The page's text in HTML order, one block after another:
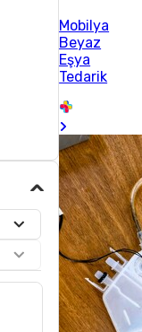
Mobilya
Beyaz
Eşya
Tedarik